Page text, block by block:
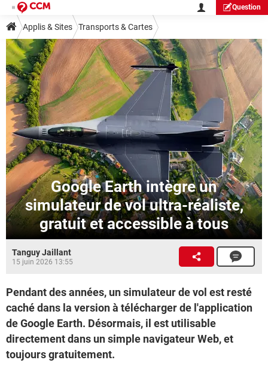
Question
Applis & Sites Transports & Cartes
Google Earth intègre un
simulateur de vol ultra-réaliste,
gratuit et accessible à tous
Tanguy Jaillant
15 juin 2026 13:55
Pendant des années, un simulateur de vol est resté
caché dans la version à télécharger de l'application
de Google Earth. Désormais, il est utilisable
directement dans un simple navigateur Web, et
toujours gratuitement.